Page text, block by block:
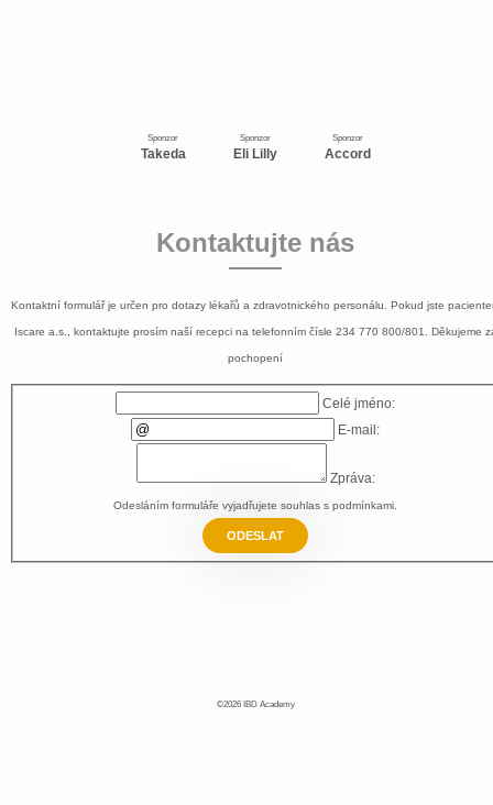
Sponzor
Takeda
Sponzor
Eli Lilly
Sponzor
Accord
Kontaktujte nás
Kontaktní formulář je určen pro dotazy lékařů a zdravotnického personálu. Pokud jste
Iscare a.s., kontaktujte prosím naší recepci na telefonním čísle 234 770 800/801 . Děkujeme
pochopení
Celé jméno:
E-mail:
Zpráva:
Odesláním formuláře vyjadřujete souhlas s podmínkami
ODESLAT
©2026 IBD Academy